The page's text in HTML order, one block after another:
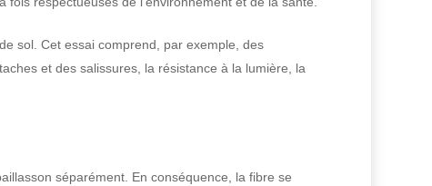
sol. Cet essai comprend, par exemple, des
et des salissures, la résistance à la lumière, la
séparément. En conséquence, la fibre se